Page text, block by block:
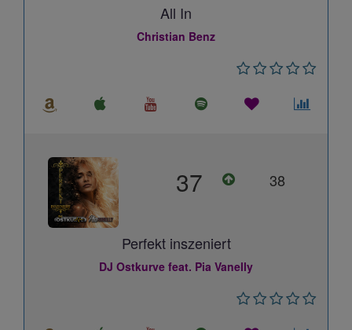
All In
Christian Benz
37 38
Perfekt inszeniert
DJ Ostkurve feat. Pia Vanelly